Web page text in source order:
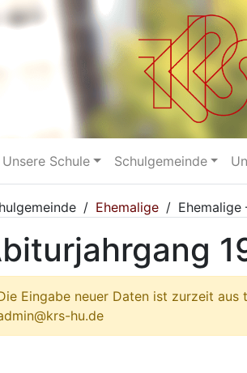
Unsere Schule Schulgemeinde
/ Ehemalige / Ehemalige
Eingabe neuer Daten ist zurzeit
hu.de